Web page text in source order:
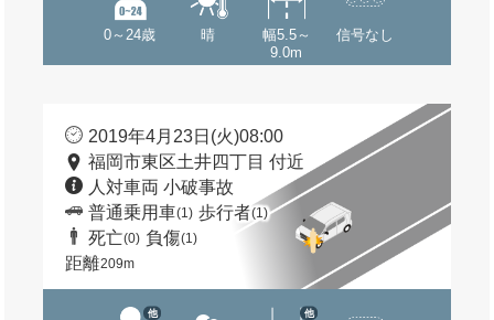
0～24歳 晴
幅5.5～
9.0m
信号なし
2019年4月23日(火)08:00
福岡市東区土井四丁目 付近
人対車両 小破事故
普通乗用車(1) 歩行者(1)
死亡(0) 負傷(1)
距離209m
他 他